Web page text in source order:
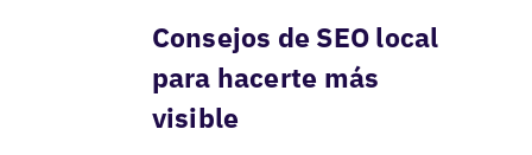
Consejos de SEO local
para hacerte más
visible